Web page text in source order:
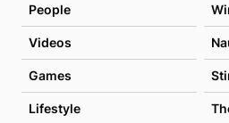
People
Videos
Games
Lifestyle